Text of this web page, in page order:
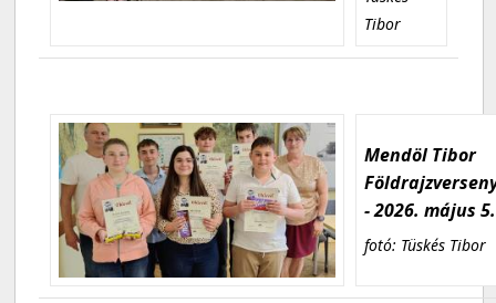
Tibor
Mendöl Tibor
- 2026. május 5.
fotó: Tüskés Tibor